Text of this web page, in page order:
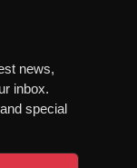
news,
inbox.
special